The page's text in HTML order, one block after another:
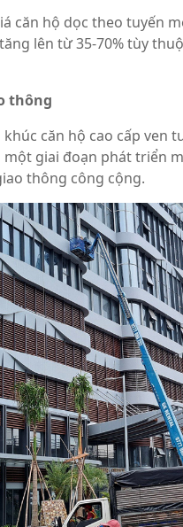
căn hộ dọc theo
lên từ 35-70% tùy
thông
căn hộ cao cấp ven
một giai đoạn phát triển
thông công cộng.